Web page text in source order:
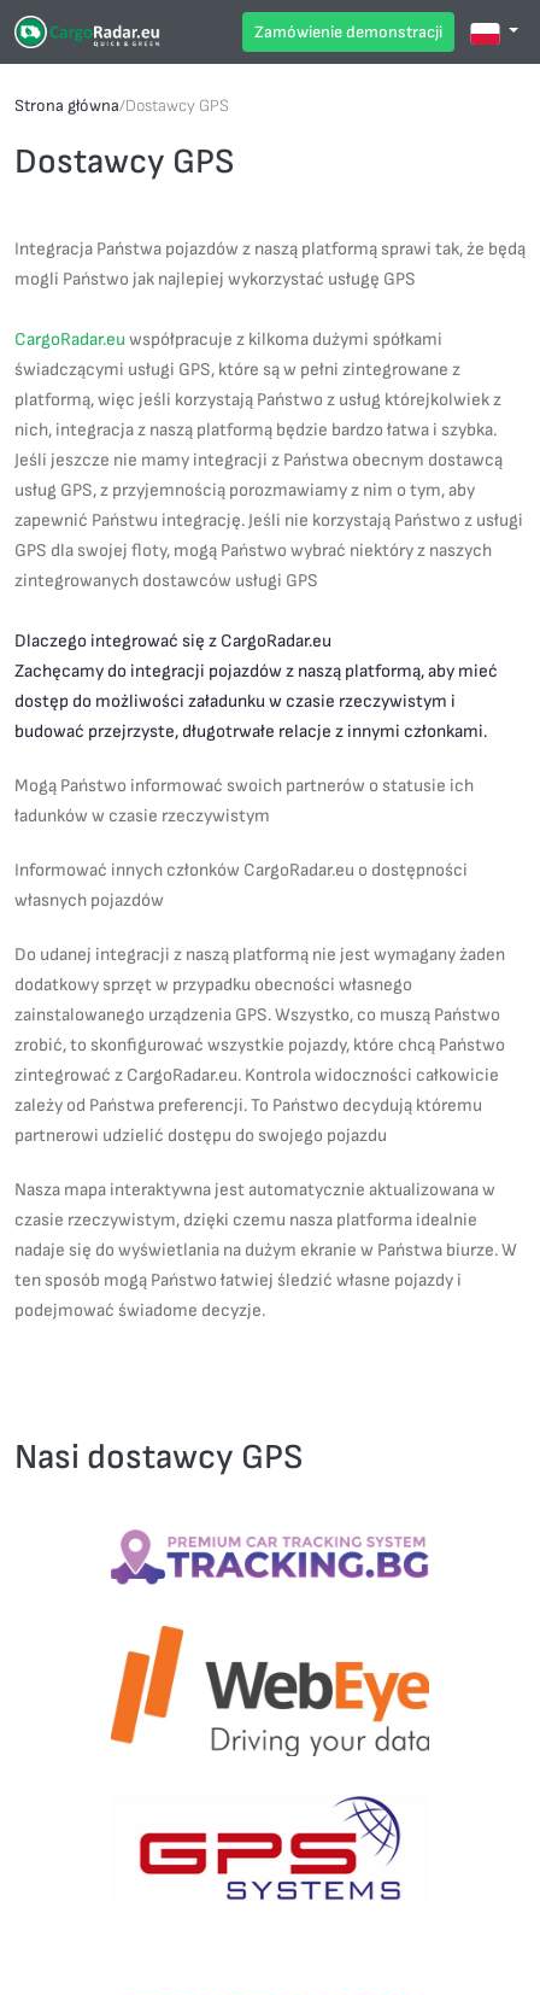
Zamówienie demonstracji
Strona główna/Dostawcy GPS
Dostawcy GPS
Integracja Państwa pojazdów z naszą platformą sprawi tak, że będą
mogli Państwo jak najlepiej wykorzystać usługę GPS
CargoRadar.eu współpracuje z kilkoma dużymi spółkami
świadczącymi usługi GPS, które są w pełni zintegrowane z
platformą, więc jeśli korzystają Państwo z usług którejkolwiek z
nich, integracja z naszą platformą będzie bardzo łatwa i szybka.
Jeśli jeszcze nie mamy integracji z Państwa obecnym dostawcą
usług GPS, z przyjemnością porozmawiamy z nim o tym, aby
zapewnić Państwu integrację. Jeśli nie korzystają Państwo z usługi
GPS dla swojej floty, mogą Państwo wybrać niektóry z naszych
zintegrowanych dostawców usługi GPS
Dlaczego integrować się z CargoRadar.eu
Zachęcamy do integracji pojazdów z naszą platformą, aby mieć
dostęp do możliwości załadunku w czasie rzeczywistym i
budować przejrzyste, długotrwałe relacje z innymi członkami.
Mogą Państwo informować swoich partnerów o statusie ich
ładunków w czasie rzeczywistym
Informować innych członków CargoRadar.eu o dostępności
własnych pojazdów
Do udanej integracji z naszą platformą nie jest wymagany żaden
dodatkowy sprzęt w przypadku obecności własnego
zainstalowanego urządzenia GPS. Wszystko, co muszą Państwo
zrobić, to skonfigurować wszystkie pojazdy, które chcą Państwo
zintegrować z CargoRadar.eu. Kontrola widoczności całkowicie
zależy od Państwa preferencji. To Państwo decydują któremu
partnerowi udzielić dostępu do swojego pojazdu
Nasza mapa interaktywna jest automatycznie aktualizowana w
czasie rzeczywistym, dzięki czemu nasza platforma idealnie
nadaje się do wyświetlania na dużym ekranie w Państwa biurze. W
ten sposób mogą Państwo łatwiej śledzić własne pojazdy i
podejmować świadome decyzje.
Nasi dostawcy GPS